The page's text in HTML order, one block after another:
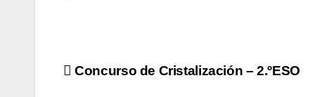
Navegación
Concurso de Cristalización – 2.ºESO